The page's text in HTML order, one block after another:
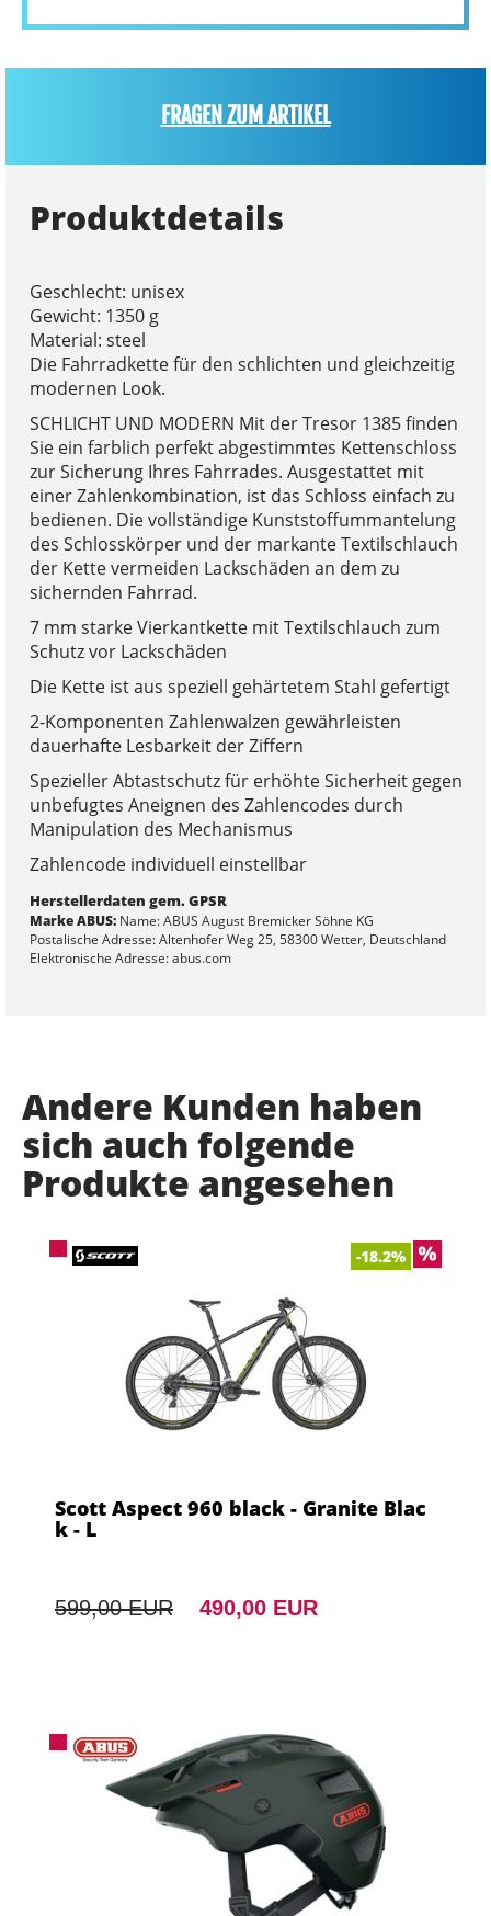
FRAGEN ZUM ARTIKEL
Produktdetails
Geschlecht: unisex
Gewicht: 1350 g
Material: steel
Die Fahrradkette für den schlichten und gleichzeitig
modernen Look.
SCHLICHT UND MODERN Mit der Tresor 1385 finden
Sie ein farblich perfekt abgestimmtes Kettenschloss
zur Sicherung Ihres Fahrrades. Ausgestattet mit
einer Zahlenkombination, ist das Schloss einfach zu
bedienen. Die vollständige Kunststoffummantelung
des Schlosskörper und der markante Textilschlauch
der Kette vermeiden Lackschäden an dem zu
sichernden Fahrrad.
7 mm starke Vierkantkette mit Textilschlauch zum
Schutz vor Lackschäden
Die Kette ist aus speziell gehärtetem Stahl gefertigt
2-Komponenten Zahlenwalzen gewährleisten
dauerhafte Lesbarkeit der Ziffern
Spezieller Abtastschutz für erhöhte Sicherheit gegen
unbefugtes Aneignen des Zahlencodes durch
Manipulation des Mechanismus
Zahlencode individuell einstellbar
Herstellerdaten gem. GPSR
Marke ABUS:Name: ABUS August Bremicker Söhne KG
Postalische Adresse: Altenhofer Weg 25, 58300 Wetter, Deutschland
Elektronische Adresse: abus.com
Andere Kunden haben
sich auch folgende
Produkte angesehen
-18.2%
Scott Aspect 960 black - Granite Blac
k - L
599,00 EUR 490,00 EUR